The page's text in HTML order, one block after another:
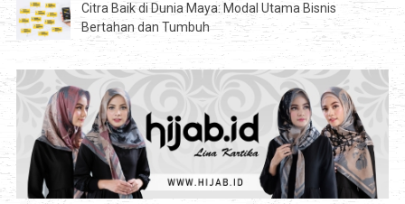
Citra Baik di Dunia Maya: Modal Utama Bisnis
Bertahan dan Tumbuh